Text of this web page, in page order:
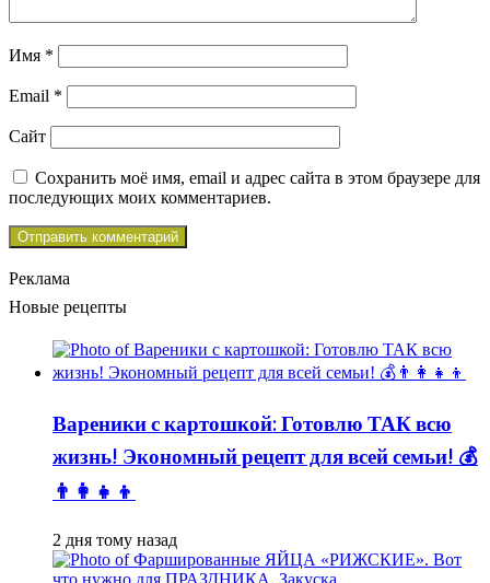
Имя *
Email *
Сайт
Сохранить моё имя, email и адрес сайта в этом браузере для
последующих моих комментариев.
Реклама
Новые рецепты
Вареники с картошкой: Готовлю ТАК всю
жизнь! Экономный рецепт для всей семьи! 💰
👨👩👧👦
2 дня тому назад